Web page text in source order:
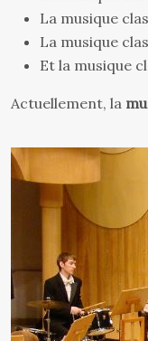
La musique
La musique
Et la musique
Actuellement, la